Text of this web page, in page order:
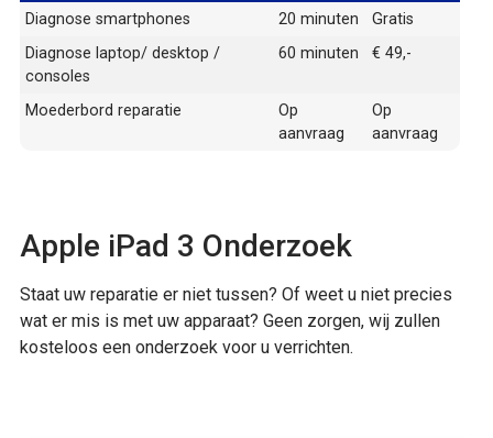
Diagnose smartphones
20 minuten
Gratis
Diagnose laptop/ desktop /
consoles
60 minuten € 49,-
Moederbord reparatie
Op
aanvraag
Op
aanvraag
Apple iPad 3 Onderzoek
Staat uw reparatie er niet tussen? Of weet u niet precies
wat er mis is met uw apparaat? Geen zorgen, wij zullen
kosteloos een onderzoek voor u verrichten.